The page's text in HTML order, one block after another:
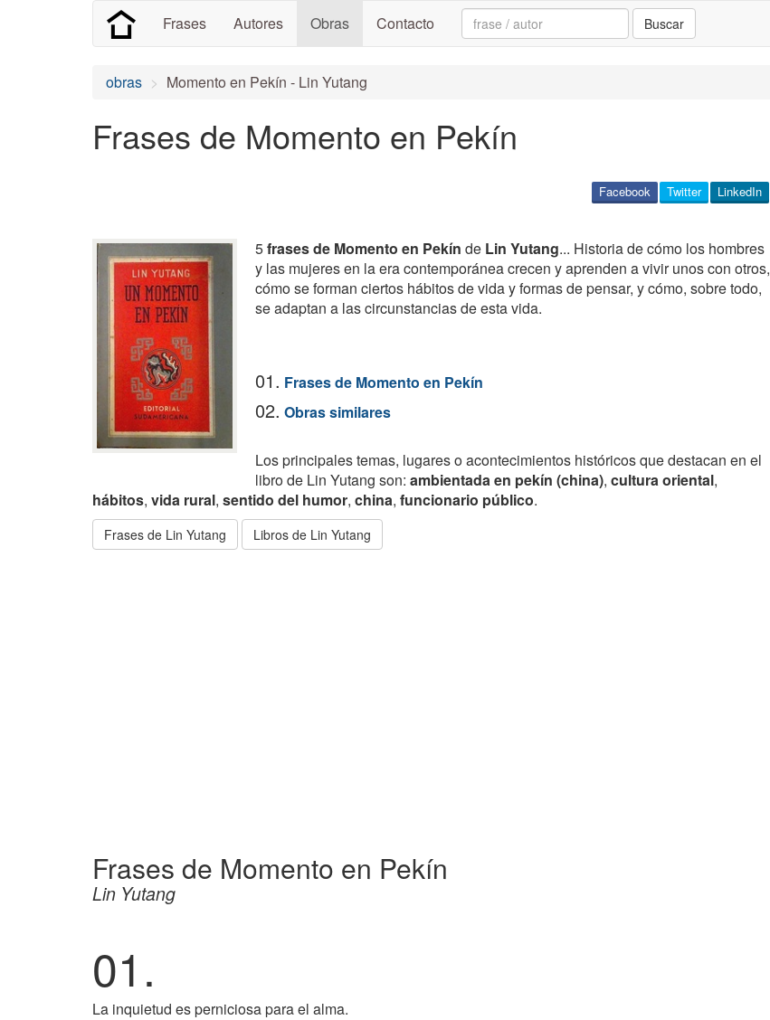
Frases Autores Obras Contacto Search: Buscar
obras Momento en Pekín - Lin Yutang
Frases de Momento en Pekín
LinkedIn
Twitter
Facebook
5frases de Momento en Pekín de Lin Yutang... Historia de cómo los hombres
y las mujeres en la era contemporánea crecen y aprenden a vivir unos con otros,
cómo se forman ciertos hábitos de vida y formas de pensar, y cómo, sobre todo,
se adaptan a las circunstancias de esta vida.
01. Frases de Momento en Pekín
02. Obras similares
Los principales temas, lugares o acontecimientos históricos que destacan en el
libro de Lin Yutang son: ambientada en pekín (china), cultura oriental,
hábitos, vida rural, sentido del humor, china, funcionario público.
Frases de Lin Yutang Libros de Lin Yutang
Frases de Momento en Pekín
Lin Yutang
01.
La inquietud es perniciosa para el alma.